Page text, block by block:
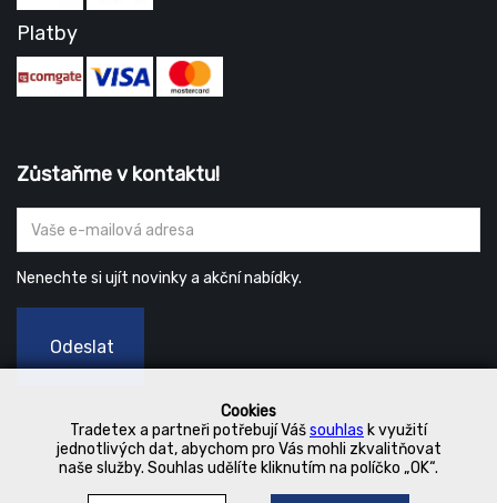
Cookies
Tradetex a partneři potřebují Vášsouhlas k využití
jednotlivých dat, abychom pro Vás mohli zkvalitňovat
naše služby. Souhlas udělíte kliknutím na políčko „OK“.
Platby
Zůstaňme v kontaktu!
Nenechte si ujít novinky a akční nabídky.
Odeslat